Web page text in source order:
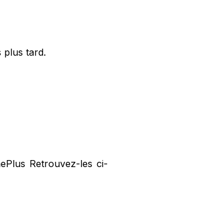
plus tard.
Retrouvez-les ci-